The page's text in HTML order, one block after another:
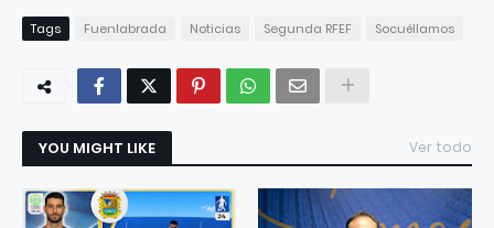
Tags Fuenlabrada Noticias Segunda RFEF Socuéllamos
YOU MIGHT LIKE Ver todo